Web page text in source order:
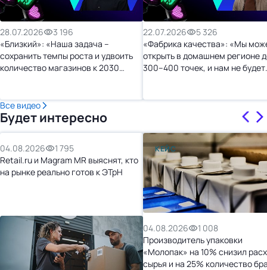
28.07.2026
3 196
«Близкий»: «Наша задача –
сохранить темпы роста и удвоить
количество магазинов к 2030
22.07.2026
5 326
«Фабрика качества»: «Мы
открыть в домашнем регионе
300–400 точек, и нам не будет
Все видео
Будет интересно
04.08.2026
1 795
Retail.ru и Magram MR выяснят, кто
на рынке реально готов к ЭТрН
КЕЙС
04.08.2026
1 008
Производитель упаковки
«Молопак» на 10% снизил
сырья и на 25% количество